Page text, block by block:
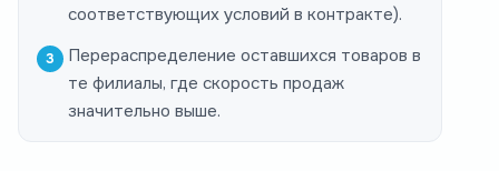
соответствующих условий в контракте).
Перераспределение оставшихся товаров в
те филиалы, где скорость продаж
значительно выше.